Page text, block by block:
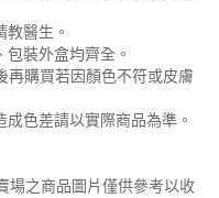
醫生。
裝外盒均齊全。
再購買若因顏色不符或皮膚
色差請以實際商品為準。
場之商品圖片僅供參考以收